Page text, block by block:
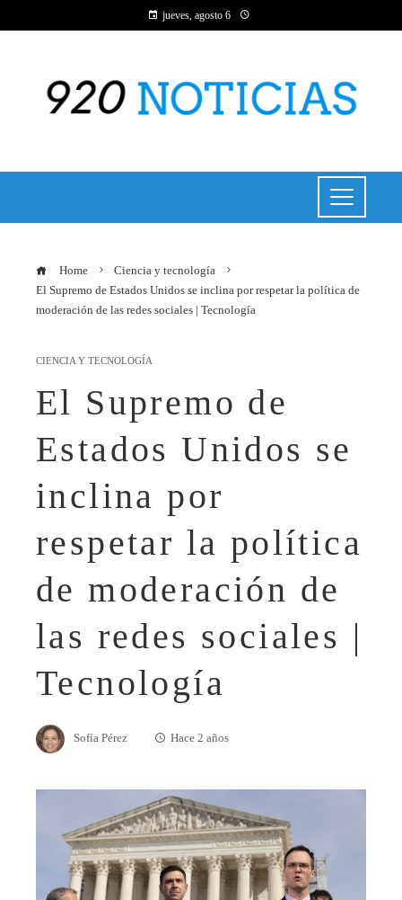
jueves, agosto 6
Home
Ciencia y tecnología
El Supremo de Estados Unidos se inclina por respetar la política de
moderación de las redes sociales | Tecnología
CIENCIA Y TECNOLOGÍA
El Supremo de
Estados Unidos se
inclina por
respetar la política
de moderación de
las redes sociales |
Tecnología
Sofía Pérez Hace 2 años